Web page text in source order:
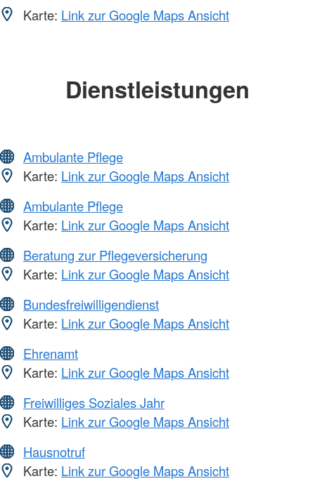
Karte: Link zur Google Maps Ansicht
Dienstleistungen
Ambulante Pflege
Karte: Link zur Google Maps Ansicht
Ambulante Pflege
Karte: Link zur Google Maps Ansicht
Beratung zur Pflegeversicherung
Karte: Link zur Google Maps Ansicht
Bundesfreiwilligendienst
Karte: Link zur Google Maps Ansicht
Ehrenamt
Karte: Link zur Google Maps Ansicht
Freiwilliges Soziales Jahr
Karte: Link zur Google Maps Ansicht
Hausnotruf
Karte: Link zur Google Maps Ansicht